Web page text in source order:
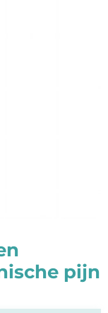
pijn